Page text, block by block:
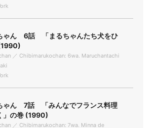
ゃん 6話 「まるちゃんたち犬をひ
／ Chibimarukochan: 6wa. Maruchantachi
ゃん 7話 「みんなでフランス料理
」の巻 (1990)
／ Chibimarukochan: 7wa. Minna de